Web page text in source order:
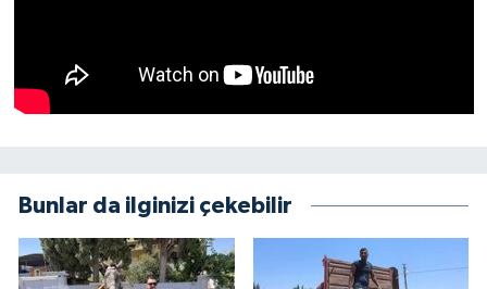
Bunlar da ilginizi çekebilir